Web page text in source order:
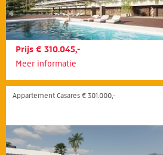
Prijs € 310.045,-
Meer informatie
Appartement Casares € 301.000,-